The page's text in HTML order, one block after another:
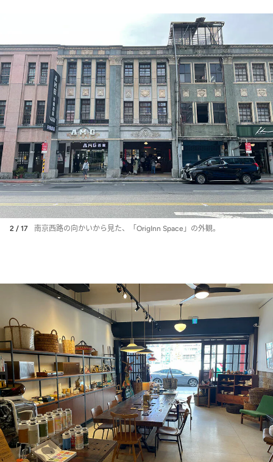
2 / 17 南京西路の向かいから見た、「OrigInn Space」の外観。